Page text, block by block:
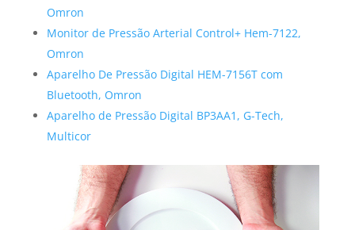
Omron
Monitor de Pressão Arterial Control+ Hem-7122,
Omron
Aparelho De Pressão Digital HEM-7156T com
Bluetooth, Omron
Aparelho de Pressão Digital BP3AA1, G-Tech,
Multicor